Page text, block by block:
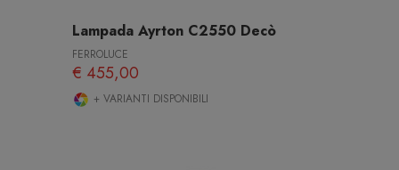
Lampada Ayrton C2550 Decò
FERROLUCE
€ 455,00
+ VARIANTI DISPONIBILI